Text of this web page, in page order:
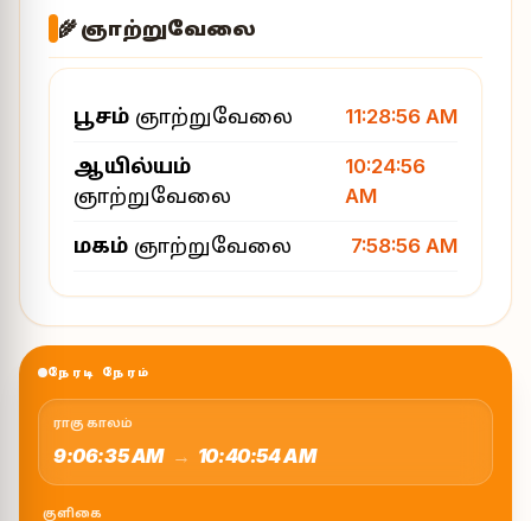
🌾 ஞாற்றுவேலை
பூசம் ஞாற்றுவேலை 11:28:56 AM
ஆயில்யம்
ஞாற்றுவேலை
10:24:56
AM
மகம் ஞாற்றுவேலை 7:58:56 AM
நேரடி நேரம்
ராகு காலம்
9:06:35 AM → 10:40:54 AM
குளிகை